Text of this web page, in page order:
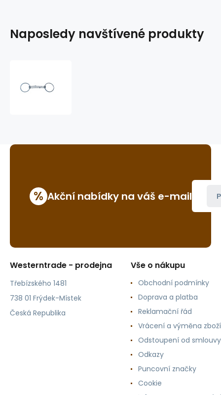
Naposledy navštívené produkty
% Akční nabídky na váš e-mail
Westerntrade - prodejna
Třebízského 1481
738 01 Frýdek-Místek
Česká Republika
Vše o nákupu
Obchodní podmínky
Doprava a platba
Reklamační řád
Vrácení a výměna zboží
Odstoupení od smlouvy
Odkazy
Puncovní značky
Cookie